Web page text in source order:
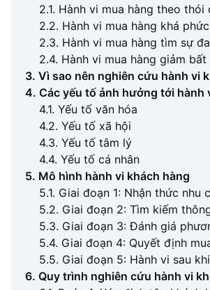
2.1. Hành vi mua hàng theo thói
2.2. Hành vi mua hàng khá
2.3. Hành vi mua hàng tìm sự
2.4. Hành vi mua hàng giảm bất
3. Vì sao nên nghiên cứu hành vi
4. Các yếu tố ảnh hưởng tới hành
4.1. Yếu tố văn hóa
4.2. Yếu tố xã hội
4.3. Yếu tố tâm lý
4.4. Yếu tố cá nhân
5. Mô hình hành vi khách hàng
5.1. Giai đoạn 1: Nhận thức nhu
5.2. Giai đoạn 2: Tìm kiếm
5.3. Giai đoạn 3: Đánh giá
5.4. Giai đoạn 4: Quyết định
5.5. Giai đoạn 5: Hành vi sau
6. Quy trình nghiên cứu hành vi